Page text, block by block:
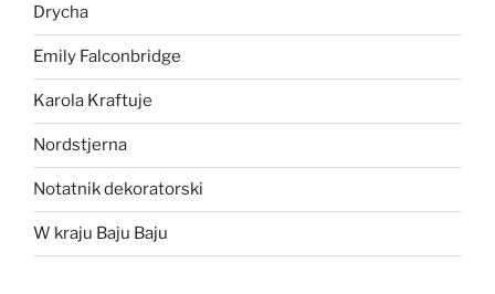
Drycha
Emily Falconbridge
Karola Kraftuje
Nordstjerna
Notatnik dekoratorski
W kraju Baju Baju